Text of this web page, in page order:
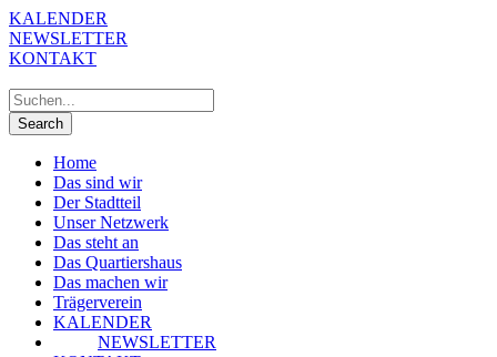
KALENDER
NEWSLETTER
KONTAKT
Home
Das sind wir
Der Stadtteil
Unser Netzwerk
Das steht an
Das Quartiershaus
Das machen wir
Trägerverein
KALENDER
NEWSLETTER